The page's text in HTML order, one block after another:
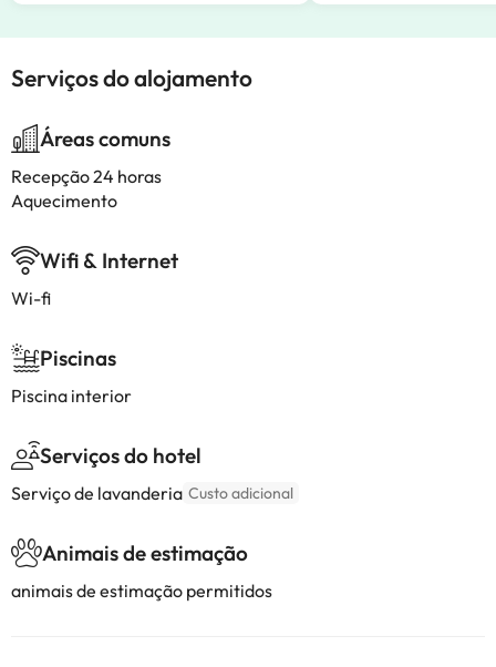
Serviços do alojamento
Áreas comuns
Recepção 24 horas
Aquecimento
Wifi & Internet
Wi-fi
Piscinas
Piscina interior
Serviços do hotel
Serviço de lavanderia Custo adicional
Animais de estimação
animais de estimação permitidos